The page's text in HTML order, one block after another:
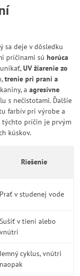
sa deje v dôsledku
príčinami sú horúca
UV žiarenie zo
trenie pri praní a
a agresívne
s nečistotami. Ďalšie
farbív pri výrobe a
týchto príčin je prvým
kúskov.
Riešenie
Prať v studenej vode
Sušiť v tieni alebo
vnútri
Jemný cyklus, vnútri
naopak